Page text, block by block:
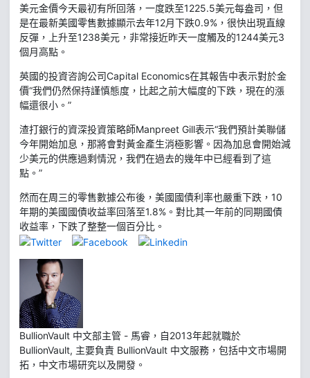
美元金價今天最初有所回落，一度跌至1225.5美元每盎司，但
是在最新美國零售數據顯示去年12月下跌0.9%，很快出現直線
反彈，上升至1238美元，非常接近昨天一度觸及的1244美元3
個月高點。
英國的投資咨詢公司Capital Economics在其報告中表示對於金
價“我們仍然保持謹慎態度，比起之前大幅度的下跌，現在的漲
幅還很小。”
渣打銀行的資深投資策略師Manpreet Gill表示“我們預計美聯儲
今年開始加息，那將會對黃金產生消極影響。因為加息會開始減
少美元的供應過剩情況，我們在過去的幾年中已經看到了這
點。”
然而在周三的零售數據公布後，美國國債利率也嚴重下跌，10
年期的美國國債收益率回落至1.8%。對比其一年前的同期國債
收益率，下跌了整整一個百分比。
BullionVault 中文部主管 - 馬睿，自2013年起就職於
BullionVault, 主要負責 BullionVault 中文服務，包括中文市場開
拓，中文市場研究以及開發。